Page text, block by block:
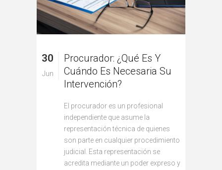
30
Jun
Procurador: ¿qué Es Y
Cuándo Es Necesaria Su
Intervención?
El procurador es un profesional
independiente que asume la
representación técnica de quienes
son parte en cualquier procedimiento
judicial. Esta representación se
acredita mediante un poder expreso y